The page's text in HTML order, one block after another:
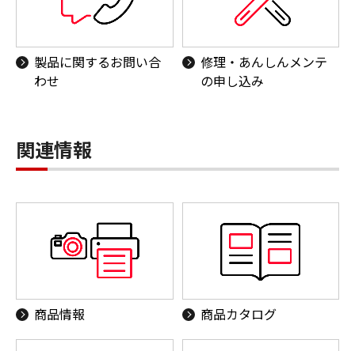
製品に関するお問い合
わせ
修理・あんしんメンテ
の申し込み
関連情報
商品情報 商品カタログ